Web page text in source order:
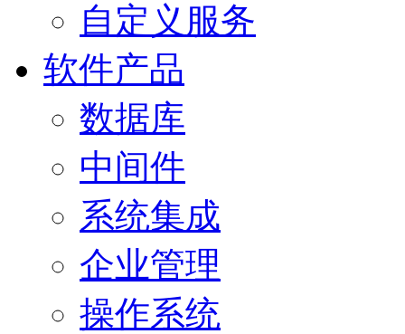
自定义服务
软件产品
数据库
中间件
系统集成
企业管理
操作系统